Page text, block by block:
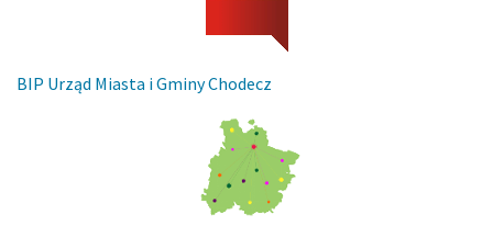
BIP Urząd Miasta i Gminy Chodecz